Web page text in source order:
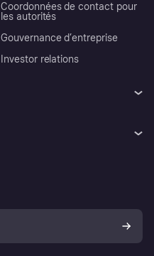
Coordonnées de contact pour
les autorités
Gouvernance d’entreprise
Investor relations